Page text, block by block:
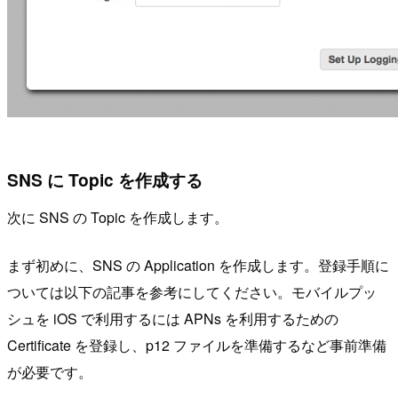
SNS に Topic を作成する
次に SNS の Topic を作成します。
まず初めに、SNS の Application を作成します。登録手順に
ついては以下の記事を参考にしてください。モバイルプッ
シュを iOS で利用するには APNs を利用するための
Certificate を登録し、p12 ファイルを準備するなど事前準備
が必要です。